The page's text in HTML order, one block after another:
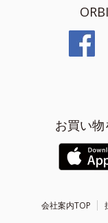
お買い物
会社案内TOP